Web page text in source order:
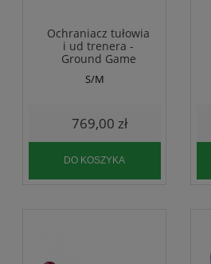
Ochraniacz tułowia
i ud trenera -
Ground Game
S/M
769,00 zł
DO KOSZYKA